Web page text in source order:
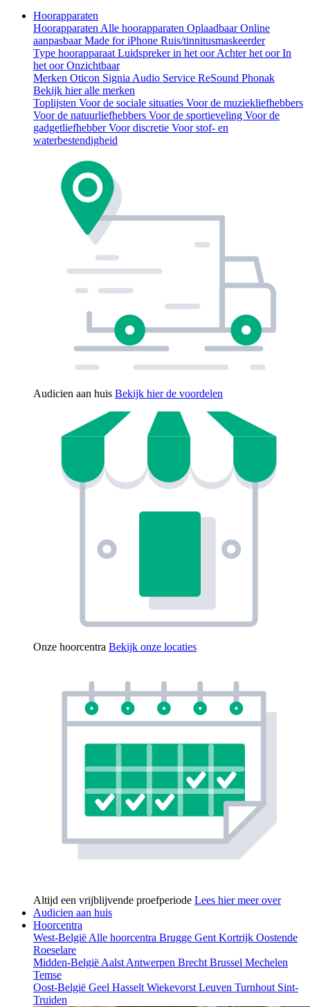
Hoorapparaten
Hoorapparaten Alle hoorapparaten OplaadbaarOnline
aanpasbaarMade for iPhone Ruis/tinnitusmaskeerder
Type hoorapparaat Luidspreker in het oorAchter het oorIn
het oorOnzichtbaar
Merken Oticon Signia Audio Service ReSound Phonak
Bekijk hier alle merken
Toplijsten Voor de sociale situaties Voor de muziekliefhebbers
Voor de natuurliefhebbers Voor de sportieveling Voor de
gadgetliefhebberVoor discretie Voor stof- en
waterbestendigheid
Audicien aan huis Bekijk hier de voordelen
Onze hoorcentra Bekijk onze locaties
Altijd een vrijblijvende proefperiode Lees hier meer over
Audicien aan huis
Hoorcentra
West-België Alle hoorcentra Brugge Gent Kortrijk Oostende
Roeselare
Midden-België Aalst Antwerpen Brecht Brussel Mechelen
Temse
Oost-België Geel Hasselt Wiekevorst Leuven Turnhout Sint-
Truiden